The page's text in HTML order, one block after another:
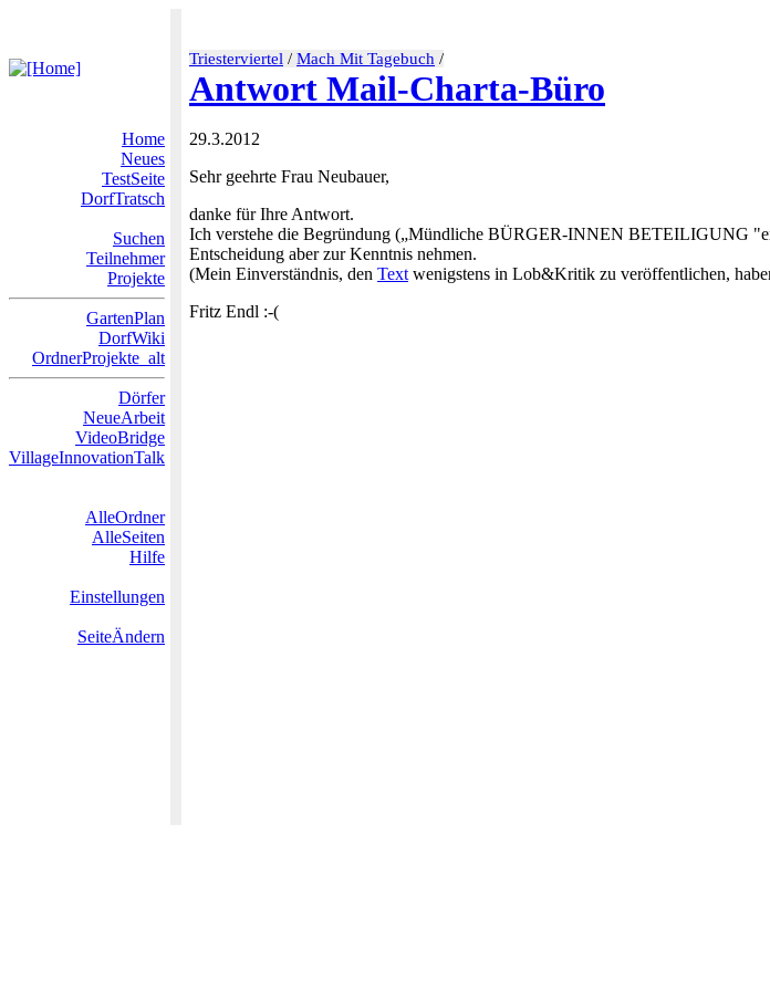
Triesterviertel / Mach Mit Tagebuch /
Antwort Mail-Charta-Büro
Home
Neues
TestSeite
DorfTratsch
Suchen
Teilnehmer
Projekte
GartenPlan
DorfWiki
OrdnerProjekte_alt
Dörfer
NeueArbeit
VideoBridge
VillageInnovationTalk
AlleOrdner
AlleSeiten
Hilfe
Einstellungen
SeiteÄndern
29.3.2012
Sehr geehrte Frau Neubauer,
danke für Ihre Antwort.
Ich verstehe die Begründung („Mündliche BÜRGER-INNEN BETEILIGUNG
Entscheidung aber zur Kenntnis nehmen.
(Mein Einverständnis, den Text wenigstens in Lob&Kritik zu veröffentlichen,
Fritz Endl :-(